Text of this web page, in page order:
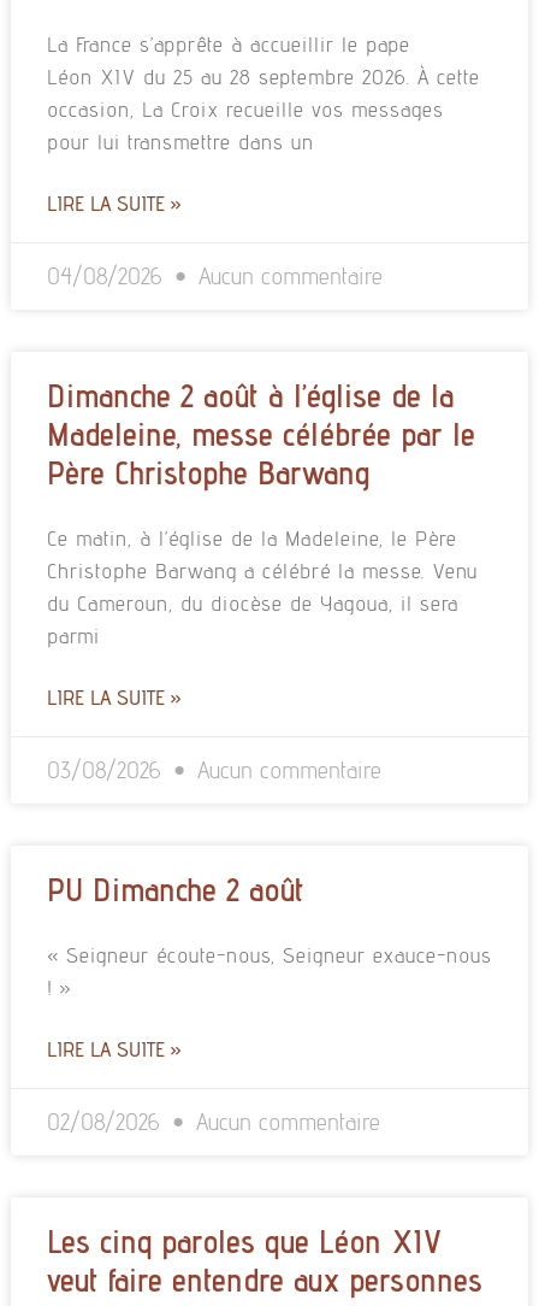
La France s’apprête à accueillir le pape
Léon XIV du 25 au 28 septembre 2026. À cette
occasion, La Croix recueille vos messages
pour lui transmettre dans un
LIRE LA SUITE »
04/08/2026 Aucun commentaire
Dimanche 2 août à l’église de la
Madeleine, messe célébrée par le
Père Christophe Barwang
Ce matin, à l’église de la Madeleine, le Père
Christophe Barwang a célébré la messe. Venu
du Cameroun, du diocèse de Yagoua, il sera
parmi
LIRE LA SUITE »
03/08/2026 Aucun commentaire
PU Dimanche 2 août
« Seigneur écoute-nous, Seigneur exauce-nous
! »
LIRE LA SUITE »
02/08/2026 Aucun commentaire
Les cinq paroles que Léon XIV
veut faire entendre aux personnes